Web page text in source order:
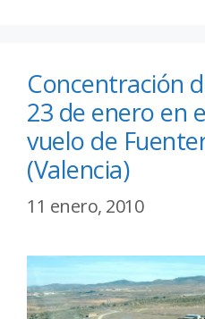
Concentración
23 de enero en
vuelo de
(Valencia)
11 enero, 2010